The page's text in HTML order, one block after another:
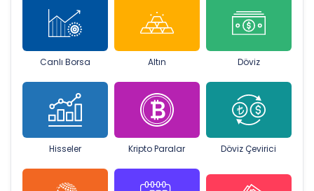
Canlı Borsa Altın Döviz
Hisseler Kripto Paralar Döviz Çevirici